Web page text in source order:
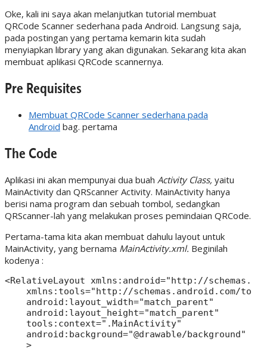
Oke, kali ini saya akan melanjutkan tutorial membuat
QRCode Scanner sederhana pada Android. Langsung saja,
pada postingan yang pertama kemarin kita sudah
menyiapkan library yang akan digunakan. Sekarang kita akan
membuat aplikasi QRCode scannernya.
Pre Requisites
Membuat QRCode Scanner sederhana pada
Android bag. pertama
The Code
Aplikasi ini akan mempunyai dua buah Activity Class, yaitu
MainActivity dan QRScanner Activity. MainActivity hanya
berisi nama program dan sebuah tombol, sedangkan
QRScanner-lah yang melakukan proses pemindaian QRCode.
Pertama-tama kita akan membuat dahulu layout untuk
MainActivity, yang bernama MainActivity.xml. Beginilah
kodenya :
<RelativeLayout xmlns:android="http://
xmlns:tools="http://schemas.android.com/
    android:layout_width="match_parent"
    android:layout_height="match_parent"
    tools:context=".MainActivity"
    android:background="@drawable/background"
    >